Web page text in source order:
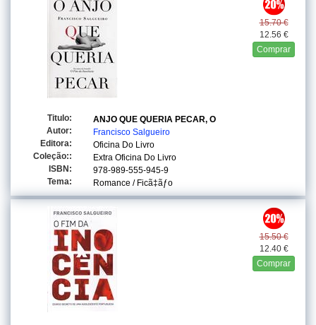
15.70 €
12.56 €
Comprar
Titulo:
ANJO QUE QUERIA PECAR, O
Autor:
Francisco Salgueiro
Editora:
Oficina Do Livro
Coleção::
Extra Oficina Do Livro
ISBN:
978-989-555-945-9
Tema:
Romance / Ficã‡ãƒo
15.50 €
12.40 €
Comprar